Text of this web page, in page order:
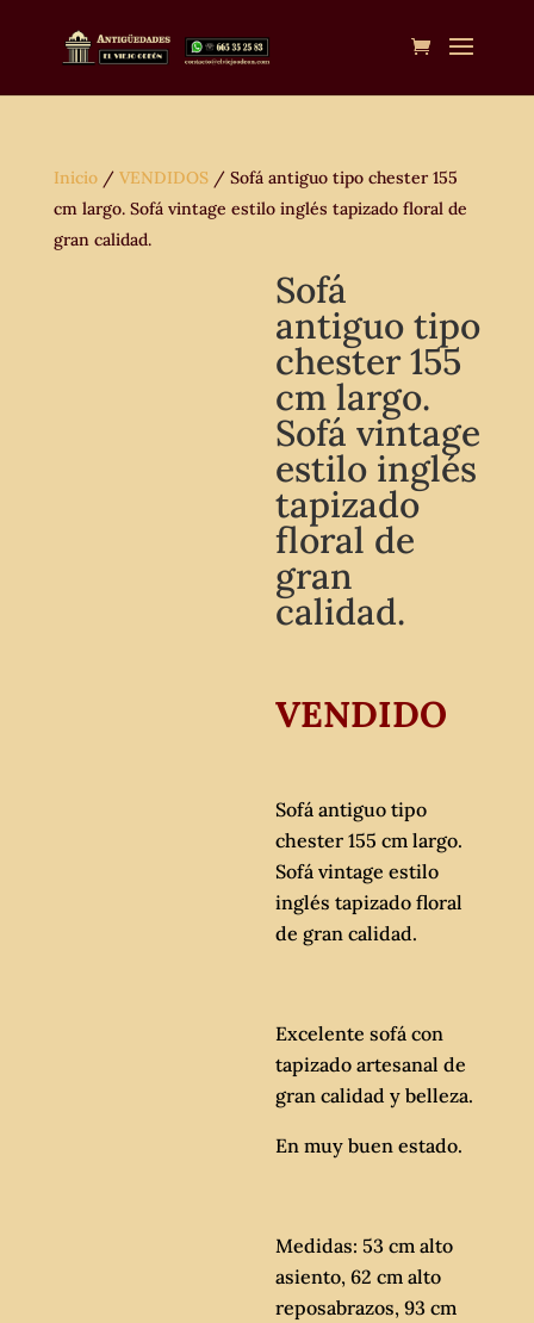
Inicio/ VENDIDOS/ Sofá antiguo tipo chester 155
cm largo. Sofá vintage estilo inglés tapizado floral de
gran calidad.
Sofá
antiguo tipo
chester 155
cm largo.
Sofá vintage
estilo inglés
tapizado
floral de
gran
calidad.
VENDIDO
Sofá antiguo tipo
chester 155 cm largo.
Sofá vintage estilo
inglés tapizado floral
de gran calidad.
Excelente sofá con
tapizado artesanal de
gran calidad y belleza.
En muy buen estado.
Medidas: 53 cm alto
asiento, 62 cm alto
reposabrazos, 93 cm